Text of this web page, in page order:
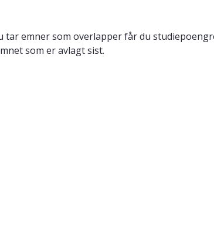
tar emner som overlapper får du
som er avlagt sist.